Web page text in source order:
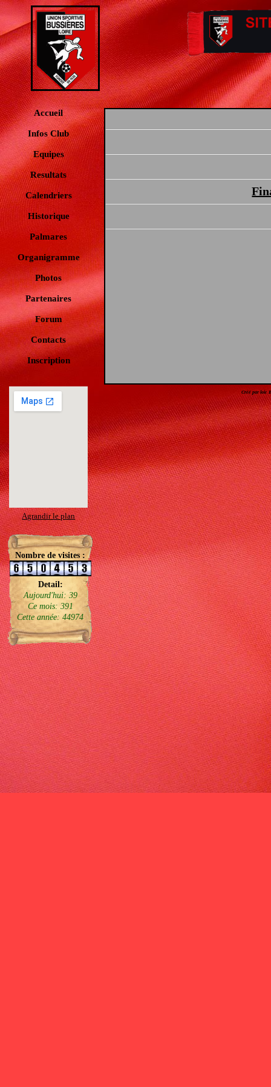
Accueil
Infos Club
Equipes
Resultats
Calendriers
Historique
Palmares
Organigramme
Photos
Partenaires
Forum
Contacts
Inscription
Agrandir le plan
Nombre de visites :
Detail:
Aujourd'hui: 39
Ce mois: 391
Cette année: 44974
Créé par loic